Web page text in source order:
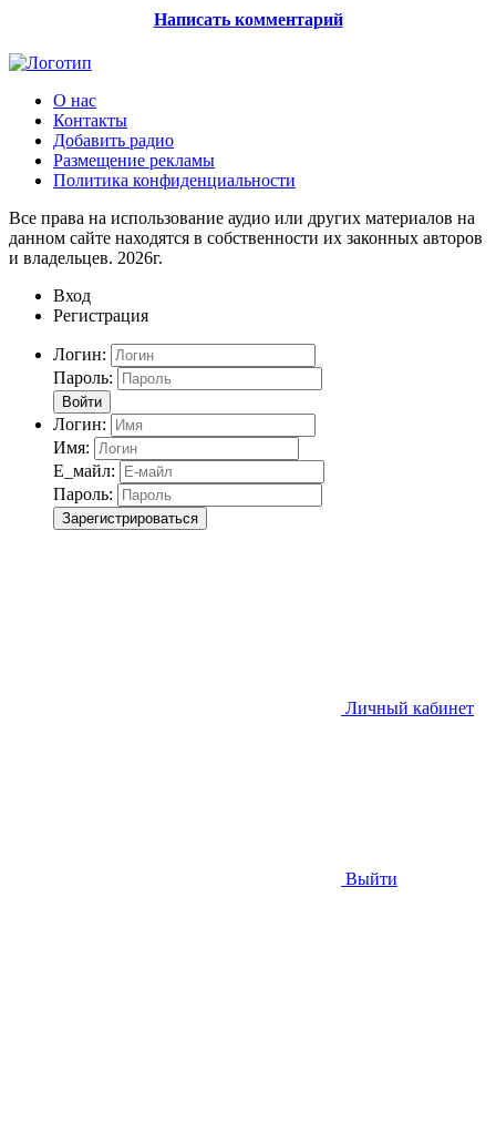
Написать комментарий
О нас
Контакты
Добавить радио
Размещение рекламы
Политика конфиденциальности
Все права на использование аудио или других материалов на
данном сайте находятся в собственности их законных авторов
и владельцев. 2026г.
Вход
Регистрация
Логин:
Пароль:
Войти
Логин:
Имя:
Е_майл:
Пароль:
Зарегистрироваться
Личный кабинет
Выйти